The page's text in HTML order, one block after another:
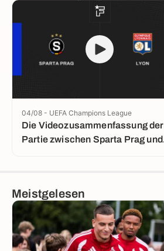
Die Videozusammenfassung der
Partie zwischen Sparta Prag und
04/08 - UEFA Champions League
Meistgelesen